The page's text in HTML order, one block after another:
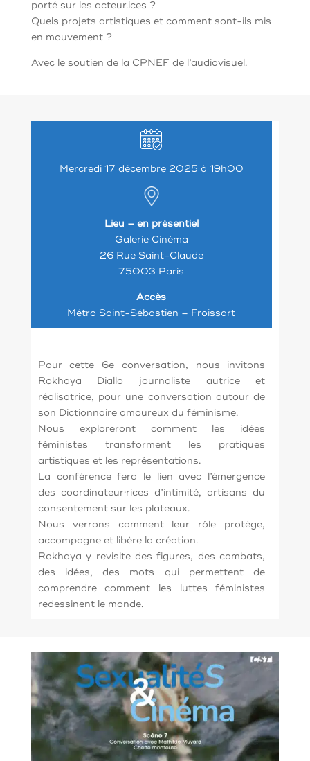
porté sur les acteur.ices ?
Quels projets artistiques et comment sont-ils mis
en mouvement ?
Avec le soutien de la CPNEF de l’audiovisuel.
Mercredi 17 décembre 2025 à 19h00
Lieu – en présentiel
Galerie Cinéma
26 Rue Saint-Claude
75003 Paris
Accès
Métro Saint-Sébastien – Froissart
Pour cette 6e conversation, nous invitons
Rokhaya Diallo journaliste autrice et
réalisatrice, pour une conversation autour de
son Dictionnaire amoureux du féminisme.
Nous exploreront comment les idées
féministes transforment les pratiques
artistiques et les représentations.
La conférence fera le lien avec l’émergence
des coordinateur·rices d’intimité, artisans du
consentement sur les plateaux.
Nous verrons comment leur rôle protège,
accompagne et libère la création.
Rokhaya y revisite des figures, des combats,
des idées, des mots qui permettent de
comprendre comment les luttes féministes
redessinent le monde.